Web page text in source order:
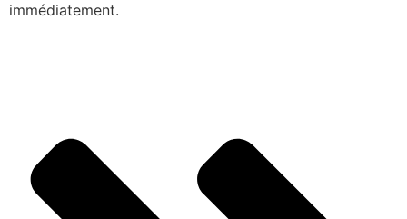
immédiatement.